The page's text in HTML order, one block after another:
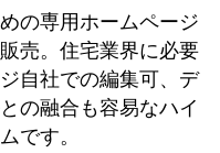
の専用ホームページ
売。住宅業界に必要
自社での編集可、デ
の融合も容易なハイ
です。